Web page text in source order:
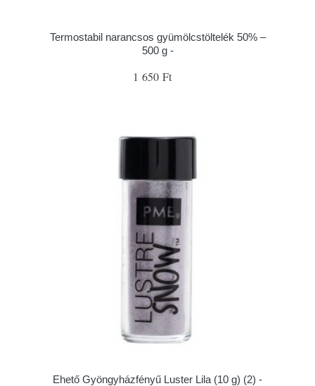
Termostabil narancsos gyümölcstöltelék 50% –
500 g -
1 650 Ft
Ehető Gyöngyházfényű Luster Lila (10 g) (2) -